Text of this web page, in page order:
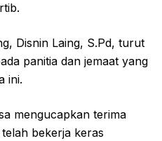
Disnin Laing, S.Pd, turut
panitia dan jemaat yang
ini.
mengucapkan terima
bekerja keras